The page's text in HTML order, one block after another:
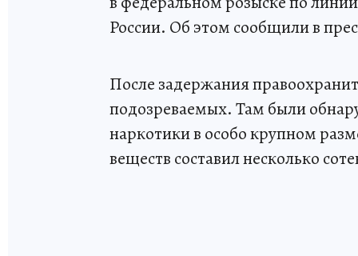
России. Об этом сообщили в
После задержания
подозреваемых. Там были
наркотики в особо крупном
веществ составил несколько